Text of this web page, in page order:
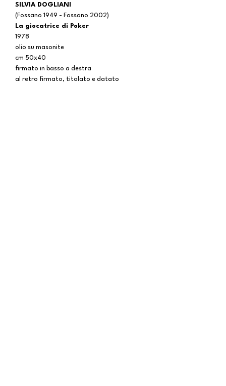
SILVIA DOGLIANI
(Fossano 1949 - Fossano 2002)
La giocatrice di Poker
1978
olio su masonite
cm 50x40
firmato in basso a destra
al retro firmato, titolato e datato